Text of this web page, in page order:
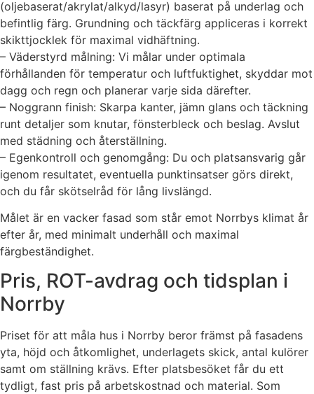
(oljebaserat/akrylat/alkyd/lasyr) baserat på underlag och
befintlig färg. Grundning och täckfärg appliceras i korrekt
skikttjocklek för maximal vidhäftning.
– Väderstyrd målning: Vi målar under optimala
förhållanden för temperatur och luftfuktighet, skyddar mot
dagg och regn och planerar varje sida därefter.
– Noggrann finish: Skarpa kanter, jämn glans och täckning
runt detaljer som knutar, fönsterbleck och beslag. Avslut
med städning och återställning.
– Egenkontroll och genomgång: Du och platsansvarig går
igenom resultatet, eventuella punktinsatser görs direkt,
och du får skötselråd för lång livslängd.
Målet är en vacker fasad som står emot Norrbys klimat år
efter år, med minimalt underhåll och maximal
färgbeständighet.
Pris, ROT-avdrag och tidsplan i
Norrby
Priset för att måla hus i Norrby beror främst på fasadens
yta, höjd och åtkomlighet, underlagets skick, antal kulörer
samt om ställning krävs. Efter platsbesöket får du ett
tydligt, fast pris på arbetskostnad och material. Som